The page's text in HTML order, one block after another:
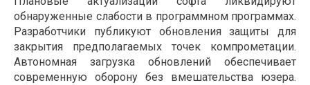
обнаруженные слабости в программном программах.
Разработчики публикуют обновления защиты для
закрытия предполагаемых точек компрометации.
Автономная загрузка обновлений обеспечивает
современную оборону без вмешательства юзера.